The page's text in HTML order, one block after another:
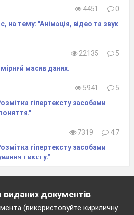
4451
0
на тему: "Анімація, відео та звук
22135
5
масив даних.
5941
5
гіпертексту засобами
7319
4.7
гіпертексту засобами
тексту."
виданих документів
(використовуйте кириличну